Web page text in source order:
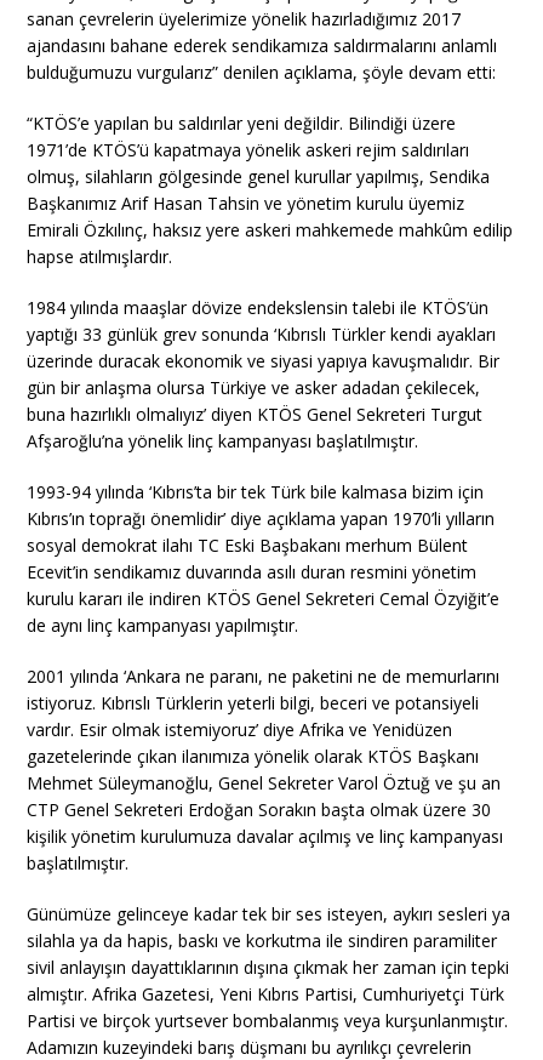
sanan çevrelerin üyelerimize yönelik hazırladığımız 2017
ajandasını bahane ederek sendikamıza saldırmalarını anlamlı
bulduğumuzu vurgularız” denilen açıklama, şöyle devam etti:
“KTÖS’e yapılan bu saldırılar yeni değildir. Bilindiği üzere
1971’de KTÖS’ü kapatmaya yönelik askeri rejim saldırıları
olmuş, silahların gölgesinde genel kurullar yapılmış, Sendika
Başkanımız Arif Hasan Tahsin ve yönetim kurulu üyemiz
Emirali Özkılınç, haksız yere askeri mahkemede mahkûm edilip
hapse atılmışlardır.
1984 yılında maaşlar dövize endekslensin talebi ile KTÖS’ün
yaptığı 33 günlük grev sonunda ‘Kıbrıslı Türkler kendi ayakları
üzerinde duracak ekonomik ve siyasi yapıya kavuşmalıdır. Bir
gün bir anlaşma olursa Türkiye ve asker adadan çekilecek,
buna hazırlıklı olmalıyız’ diyen KTÖS Genel Sekreteri Turgut
Afşaroğlu’na yönelik linç kampanyası başlatılmıştır.
1993-94 yılında ‘Kıbrıs’ta bir tek Türk bile kalmasa bizim için
Kıbrıs’ın toprağı önemlidir’ diye açıklama yapan 1970’li yılların
sosyal demokrat ilahı TC Eski Başbakanı merhum Bülent
Ecevit’in sendikamız duvarında asılı duran resmini yönetim
kurulu kararı ile indiren KTÖS Genel Sekreteri Cemal Özyiğit’e
de aynı linç kampanyası yapılmıştır.
2001 yılında ‘Ankara ne paranı, ne paketini ne de memurlarını
istiyoruz. Kıbrıslı Türklerin yeterli bilgi, beceri ve potansiyeli
vardır. Esir olmak istemiyoruz’ diye Afrika ve Yenidüzen
gazetelerinde çıkan ilanımıza yönelik olarak KTÖS Başkanı
Mehmet Süleymanoğlu, Genel Sekreter Varol Öztuğ ve şu an
CTP Genel Sekreteri Erdoğan Sorakın başta olmak üzere 30
kişilik yönetim kurulumuza davalar açılmış ve linç kampanyası
başlatılmıştır.
Günümüze gelinceye kadar tek bir ses isteyen, aykırı sesleri ya
silahla ya da hapis, baskı ve korkutma ile sindiren paramiliter
sivil anlayışın dayattıklarının dışına çıkmak her zaman için tepki
almıştır. Afrika Gazetesi, Yeni Kıbrıs Partisi, Cumhuriyetçi Türk
Partisi ve birçok yurtsever bombalanmış veya kurşunlanmıştır.
Adamızın kuzeyindeki barış düşmanı bu ayrılıkçı çevrelerin